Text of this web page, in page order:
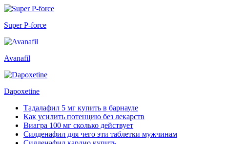
Super P-force
Avanafil
Dapoxetine
Тадалафил 5 мг купить в барнауле
Как усилить потенцию без лекарств
Виагра 100 мг сколько действует
Силденафил для чего эти таблетки мужчинам